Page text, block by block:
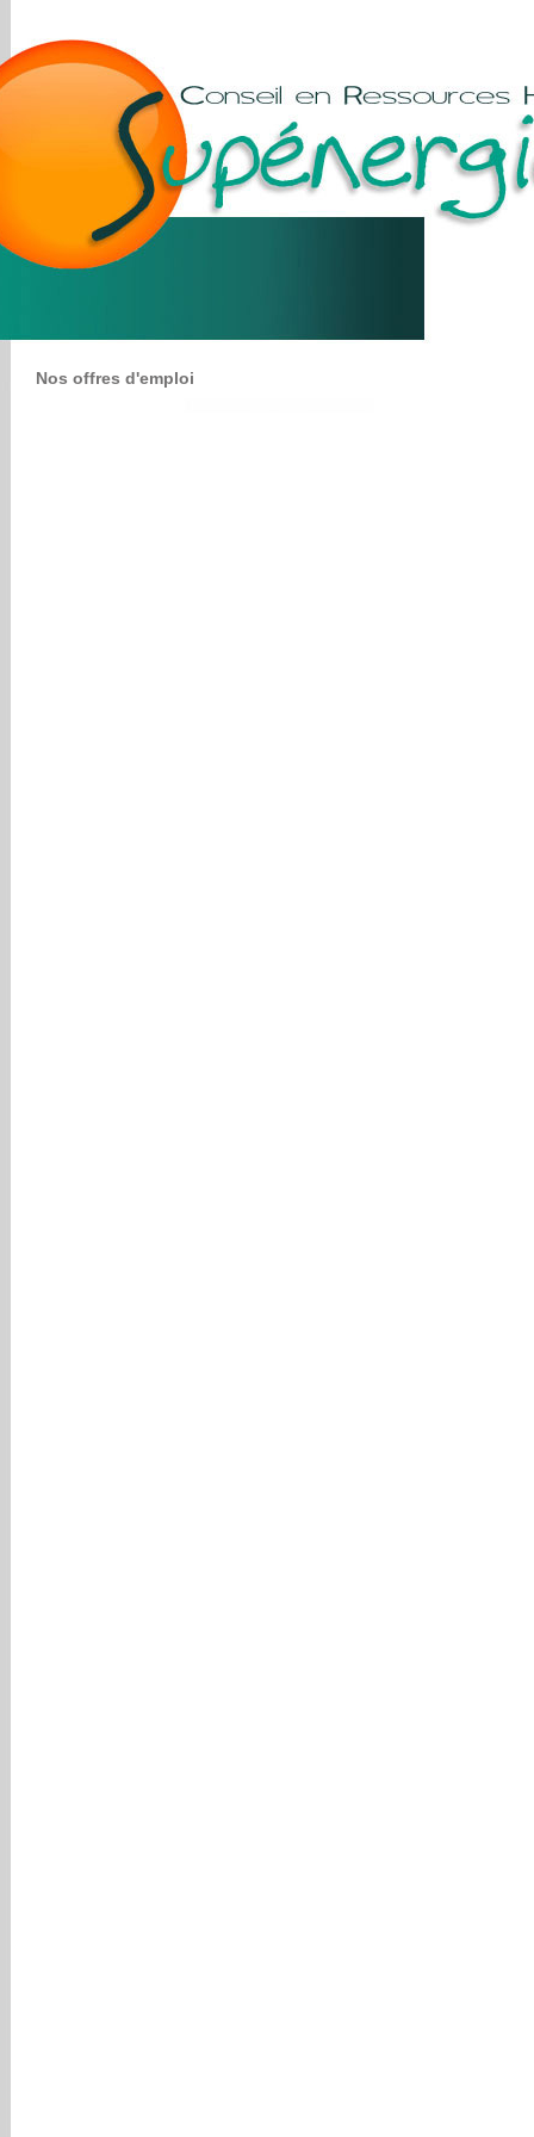
Nos offres d'emploi